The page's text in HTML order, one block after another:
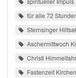
für alle 72
Sternsinger
Aschermittwoch
Christi
Fastenzeit